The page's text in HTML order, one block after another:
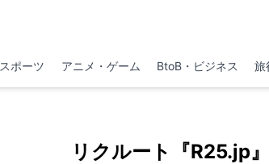
スポーツ アニメ・ゲーム BtoB・ビジネス 旅
リクルート『R25.jp